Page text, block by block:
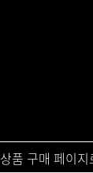
상품 구매 페이지